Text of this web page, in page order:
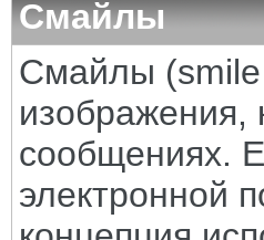
Смайлы
Смайлы (smile
изображения,
сообщениях.
электронной